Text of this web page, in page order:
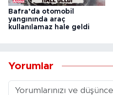
Bafra’da otomobil
yangınında araç
kullanılamaz hale geldi
Yorumlar